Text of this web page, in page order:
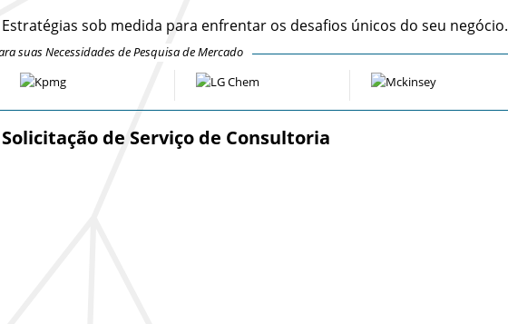
Estratégias sob medida para enfrentar os desafios únicos do seu negócio.
suas Necessidades de Pesquisa de Mercado
Solicitação de Serviço de Consultoria